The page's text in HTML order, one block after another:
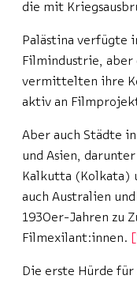
die mit
Palästina verfügte
Filmindustrie,
vermittelten ihre
aktiv an
Aber auch Städte
und Asien,
Kalkutta (Kolkata)
auch Australien
1930er-Jahren zu
Filmexilant:innen.
Die erste Hürde